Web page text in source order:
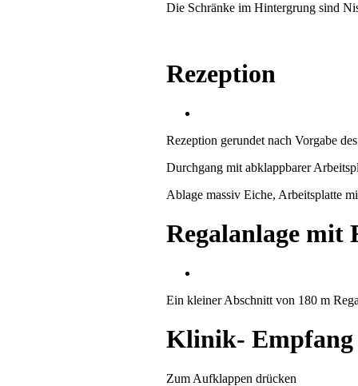
Die Schränke im Hintergrung sind
Rezeption
Rezeption gerundet nach Vorgabe
Durchgang mit abklappbarer
Ablage massiv Eiche, Arbeitsplatte
Regalanlage mit
Ein kleiner Abschnitt von 180 m
Klinik- Empfang
Zum Aufklappen drücken